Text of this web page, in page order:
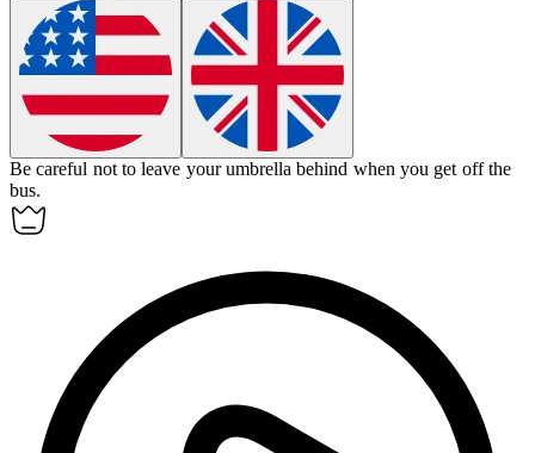
Be careful not to leave your umbrella behind when you get off the
bus.